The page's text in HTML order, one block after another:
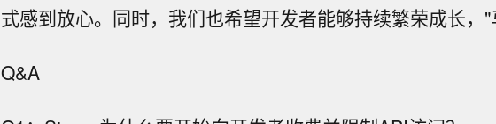
式感到放心。同时，我们也希望开发者能够持续繁荣成长，"
Q&A